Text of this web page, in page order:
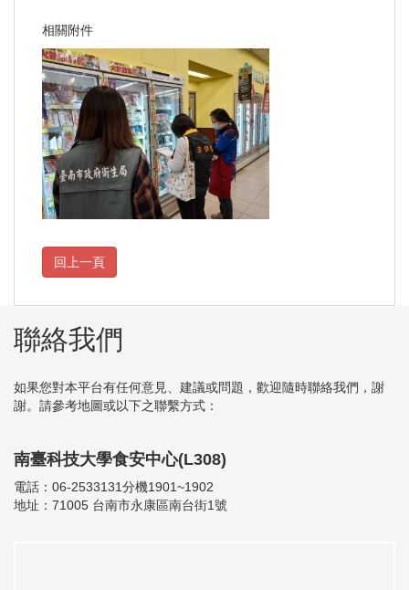
相關附件
聯絡我們
如果您對本平台有任何意見、建議或問題，歡迎隨時聯絡我們，謝
謝。請參考地圖或以下之聯繫方式：
南臺科技大學食安中心(L308)
電話：06-2533131分機1901~1902
地址：71005 台南市永康區南台街1號